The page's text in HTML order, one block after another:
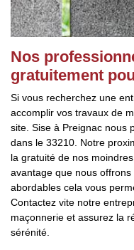
Nos
gratuitement
Si vous recherchez une
accomplir vos travaux de
site. Sise à Preignac nous
dans le 33210. Notre
la gratuité de nos
avantage que nous
abordables cela vous
Contactez vite notre
maçonnerie et assurez la
sérénité.